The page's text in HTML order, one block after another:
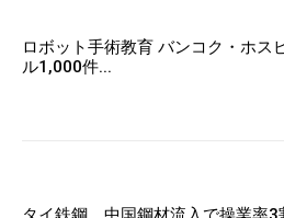
ロボット手術教育 バンコク・ホス
ル1,000件...